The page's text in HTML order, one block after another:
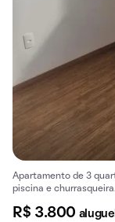
Apartamento de 3
piscina e churrasqueira.
R$ 3.800 aluguel